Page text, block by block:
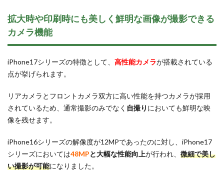
拡大時や印刷時にも美しく鮮明な画像が撮影できる
カメラ機能
iPhone17シリーズの特徴として、 高性能カメラが搭載されている
点が挙げられます。
リアカメラとフロントカメラ双方に高い性能を持つカメラが採用
されているため、通常撮影のみでなく 自撮り においても鮮明な映
像を残せます。
iPhone16シリーズの解像度が12MPであったのに対し、iPhone17
シリーズにおいては48MPと大幅な性能向上が行われ、 微細で美し
い撮影が可能になりました。